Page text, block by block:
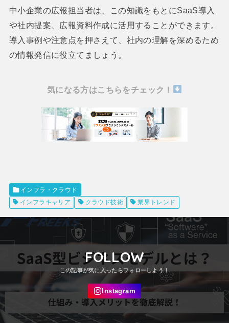
中小企業の広報担当者は、この知識をもとにSaaS導入
や社内提案、広報資料作成に活用することができます。
導入事例や注意点を押さえて、社内の理解を深めるため
の情報発信に役立てましょう。
気になる方はこちらをチェック！
インフラ・クラウド
インフラキャリア
クラウド技術 業界トレンド
FOLLOW